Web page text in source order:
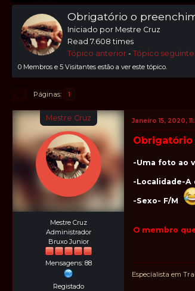
Obrigatório o
Iniciado por Mestre Cruz
Read 7.608 times
Tópico anterior - Tópico seguinte
0 Membros e 5 Visitantes estão a ver este tópico.
Páginas 1
Mestre Cruz
Mestre Cruz
Administrador
Bruxo Junior
Mensagens: 88
Registado
Janeiro 15, 2020,
-Uma foto ao
-Localidade-A
-Sexo- F/M
O membro
Especialista em